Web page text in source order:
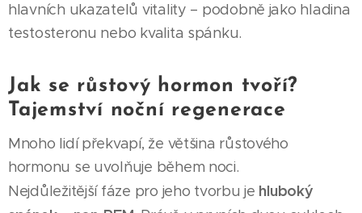
hlavních ukazatelů vitality – podobně jako hladina
testosteronu nebo kvalita spánku.
Jak se růstový hormon tvoří?
Tajemství noční regenerace
Mnoho lidí překvapí, že většina růstového
hormonu se uvolňuje během noci.
Nejdůležitější fáze pro jeho tvorbu je hluboký